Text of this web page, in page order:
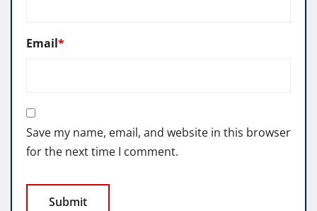
Email*
Save my name, email, and website in this browser
for the next time I comment.